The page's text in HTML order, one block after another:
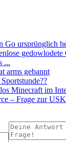
Go ursprünglich
gedowlodete
...
arms gebannt
Minecraft im
– Frage zur